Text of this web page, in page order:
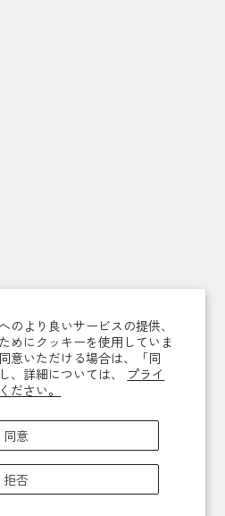
のより良いサービスの提供、
めにクッキーを使用していま
意いただける場合は、「同
、詳細については、 プライ
ださい。
同意
拒否